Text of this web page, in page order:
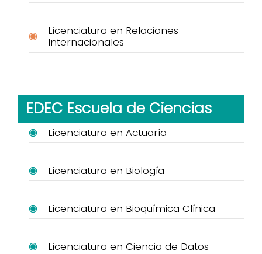
Licenciatura en Relaciones
Internacionales
EDEC Escuela de Ciencias
Licenciatura en Actuaría
Licenciatura en Biología
Licenciatura en Bioquímica Clínica
Licenciatura en Ciencia de Datos